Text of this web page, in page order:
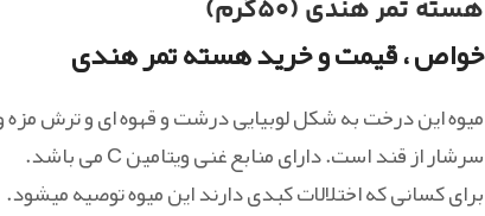
هسته تمر هندی (۵۰گرم)
خواص ، قیمت و خرید هسته تمر هندی
میوه این درخت به شکل لوبیایی درشت و قهوه ای و ترش مزه
سرشار از قند است. دارای منابع غنی ویتامین C می باشد.
برای کسانی که اختلالات کبدی دارند این میوه توصیه میشود.